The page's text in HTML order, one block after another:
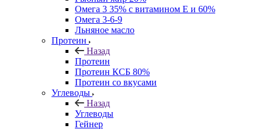
Омега 3 35% с витамином Е и 60%
Омега 3-6-9
Льняное масло
Протеин
Назад
Протеин
Протеин КСБ 80%
Протеин со вкусами
Углеводы
Назад
Углеводы
Гейнер